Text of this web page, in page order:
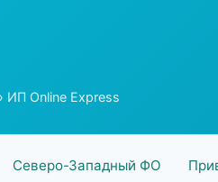
ИП Online Express
Северо-Западный ФО